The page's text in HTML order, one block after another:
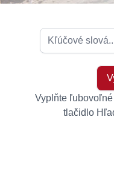
Vyplňte
tlačidlo